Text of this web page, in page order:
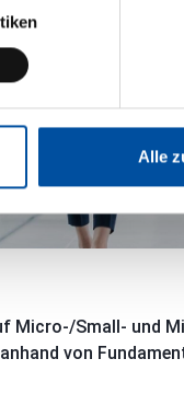
Alle
Small- und
von